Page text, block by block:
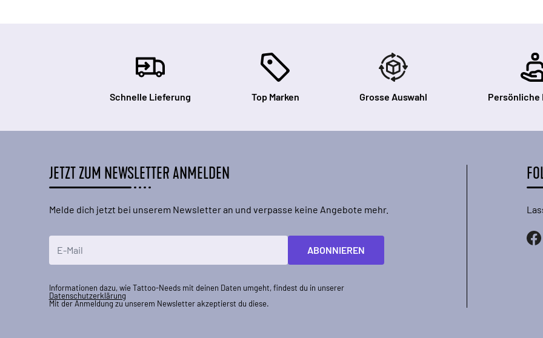
Schnelle Lieferung Top Marken Grosse Auswahl Persönliche
JETZT ZUM NEWSLETTER ANMELDEN
Melde dich jetzt bei unserem Newsletter an und verpasse keine Angebote mehr.
ABONNIEREN
Informationen dazu, wie Tattoo-Needs mit deinen Daten umgeht, findest du in unserer
Datenschutzerklärung
Mit der Anmeldung zu unserem Newsletter akzeptierst du diese.